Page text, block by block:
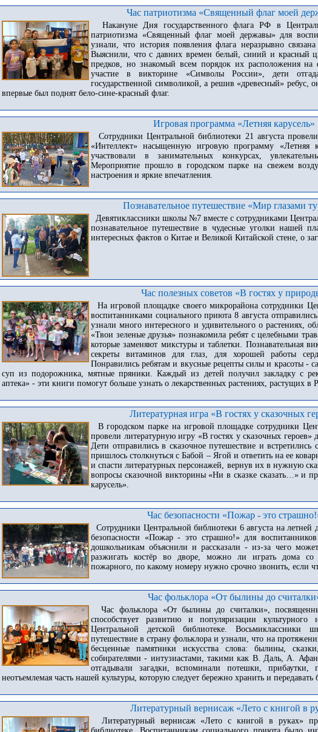
Час патриотизма «Священный флаг моей
Накануне Дня государственного флага РФ в
патриотизма «Священный флаг моей державы» для
узнали, что история появления флага неразрывно
Выяснили, что с давних времен белый, синий и красный
предков, но знакомый всем порядок их расположения
участие в викторине «Символы России», дети
государственной символикой, а решив «древесный» ребус,
впервые был поднят бело-сине-красный флаг.
Игровая программа «Летняя карусель»
Сотрудники Центральной библиотеки 21 августа
«Интеллект» насыщенную игровую программу «Летняя
участвовали в занимательных конкурсах,
Мероприятие прошло в городском парке на свежем
настроения и яркие впечатления.
Познавательное путешествие «Мир глазами
Девятиклассники школы №7 вместе с сотрудниками
познавательное путешествие в чудесные уголки нашей
интересных фактов о Китае и Великой Китайской стене, о
Час полезных советов «В гостях у
На игровой площадке своего микрорайона сотрудники
воспитанниками социального приюта 8 августа
узнали много интересного и удивительного о растениях,
«Твои зеленые друзья» познакомила ребят с целебными
которые заменяют микстуры и таблетки. Познавательная
секреты витаминов для глаз, для хорошей работы
Понравились ребятам и вкусные рецепты силы и красоты -
суп из подорожника, мятные пряники. Каждый из детей получил закладку с
аптека» - эти книги помогут больше узнать о лекарственных растениях, растущих
Литературная игра «В гостях у сказочных
В городском парке на игровой площадке сотрудники
провели литературную игру «В гостях у сказочных героев»
Дети отправились в сказочное путешествие и
пришлось столкнуться с Бабой – Ягой и ответить на ее
и спасти литературных персонажей, вернув их в нужную
вопросы сказочной викторины «Ни в сказке сказать…» и
карусель».
Час безопасности «Пожар - это
Сотрудники Центральной библиотеки 6 августа на летней
безопасности «Пожар - это страшно!» для
дошкольникам объяснили и рассказали - из-за чего
разжигать костёр во дворе, можно ли играть дома со
пожарного, по какому номеру нужно срочно звонить, если
Час фольклора «От былины до
Час фольклора «От былины до считалки»,
способствует развитию и популяризации
Центральной детской библиотеке.
путешествие в страну фольклора и узнали, что на
бесценные памятники искусства слова: былины,
собирателями - интузиастами, такими как В. Даль, А.
отгадывали загадки, вспоминали потешки,
неотъемлемая часть нашей культуры, которую следует бережно хранить и
Литературный вернисаж «Лето с книгой в
Литературный вернисаж «Лето с книгой в руках»